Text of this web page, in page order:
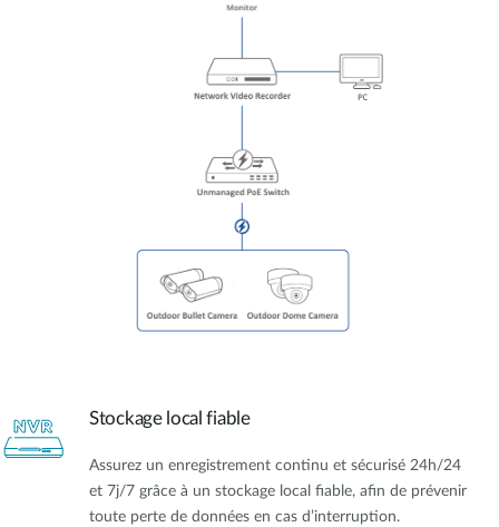
Stockage local fiable
Assurez un enregistrement continu et sécurisé 24h/24
et 7j/7 grâce à un stockage local fiable, afin de prévenir
toute perte de données en cas d’interruption.